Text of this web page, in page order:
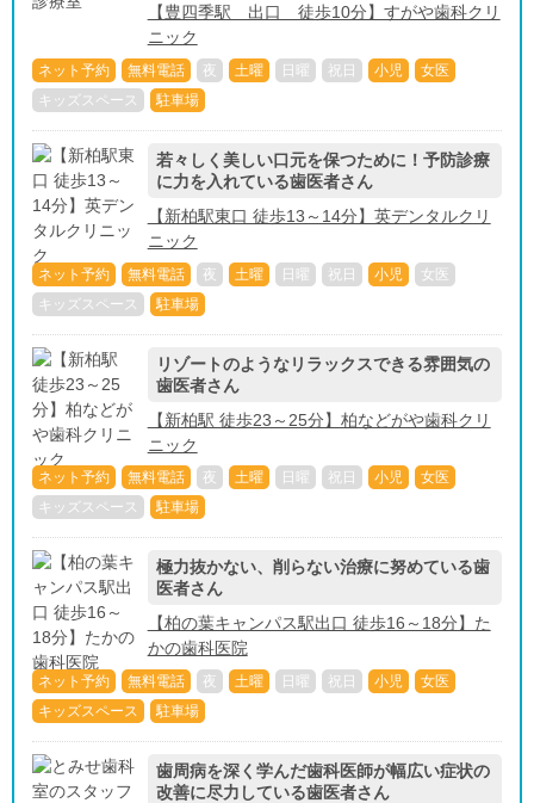
【豊四季駅 出口 徒歩10分】すがや歯科クリ
ニック
ネット予約 無料電話 夜 土曜 日曜 祝日 小児
女医
キッズスペース
駐車場
若々しく美しい口元を保つために！予防診療
に力を入れている歯医者さん
【新柏駅東口 徒歩13～14分】英デンタルクリ
ニック
ネット予約 無料電話 夜 土曜 日曜 祝日 小児
女医
キッズスペース
駐車場
リゾートのようなリラックスできる雰囲気の
歯医者さん
【新柏駅 徒歩23～25分】柏などがや歯科クリ
ニック
ネット予約 無料電話 夜 土曜 日曜 祝日 小児
女医
キッズスペース
駐車場
極力抜かない、削らない治療に努めている歯
医者さん
【柏の葉キャンパス駅出口 徒歩16～18分】た
かの歯科医院
ネット予約 無料電話 夜 土曜 日曜 祝日 小児
女医
キッズスペース
駐車場
歯周病を深く学んだ歯科医師が幅広い症状の
改善に尽力している歯医者さん